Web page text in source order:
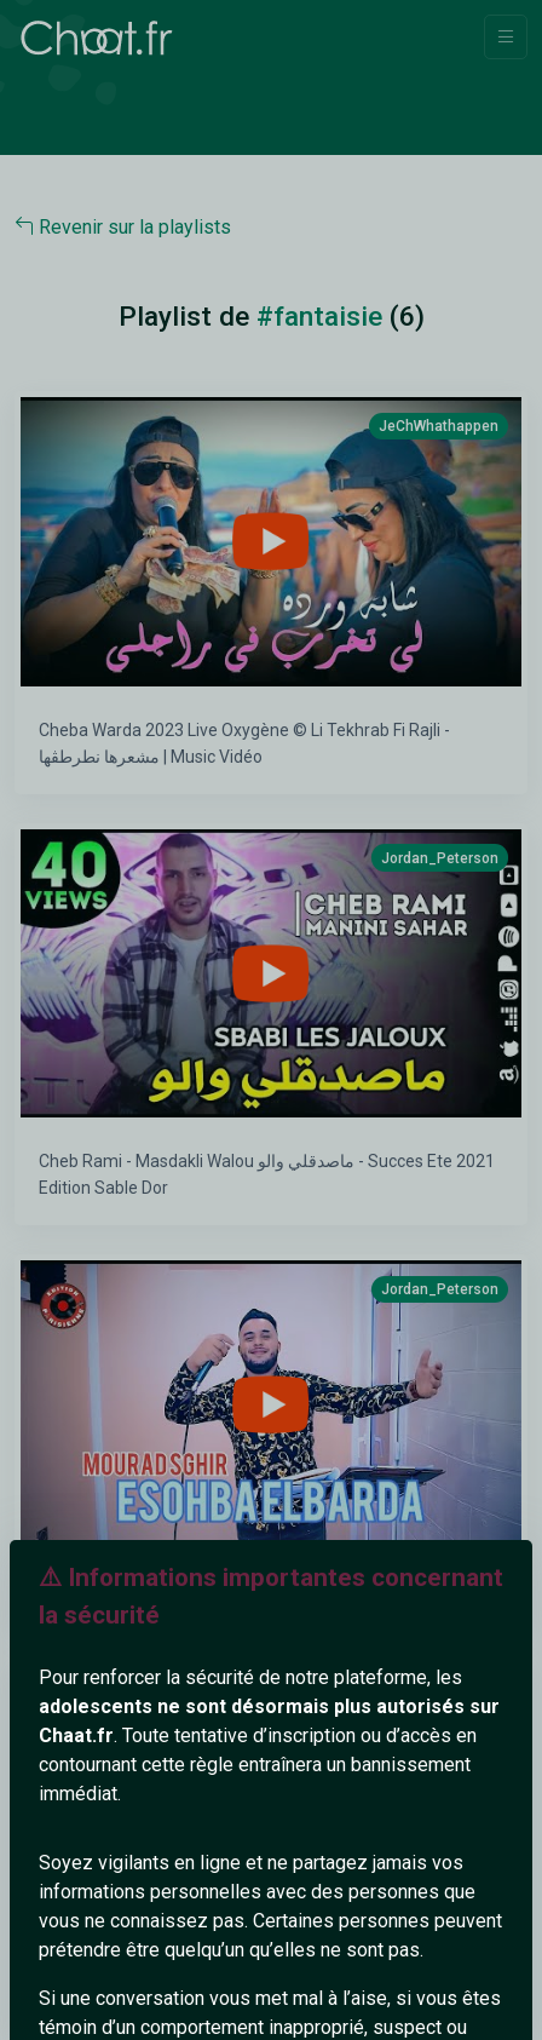
⚠️ Informations importantes concernant
la sécurité
Pour renforcer la sécurité de notre plateforme, les
adolescents ne sont désormais plus autorisés sur
Chaat.fr. Toute tentative d’inscription ou d’accès en
contournant cette règle entraînera un bannissement
immédiat.
Soyez vigilants en ligne et ne partagez jamais vos
informations personnelles avec des personnes que
vous ne connaissez pas. Certaines personnes peuvent
prétendre être quelqu’un qu’elles ne sont pas.
Si une conversation vous met mal à l’aise, si vous êtes
témoin d’un comportement inapproprié, suspect ou
Revenir sur la playlists
Playlist de #fantaisie(6)
JeChWhathappen
Cheba Warda 2023 Live Oxygène © Li Tekhrab Fi Rajli -
مشعرها نطرطڨها | Music Vidéo
Jordan_Peterson
Cheb Rami - Masdakli Walou ماصدقلي والو - Succes Ete 2021
Edition Sable Dor
Jordan_Peterson
Mourad Sghir - Sohba ELBarda - Jdid Rai 2020
Spring Waltz (Mariage d'Amour)